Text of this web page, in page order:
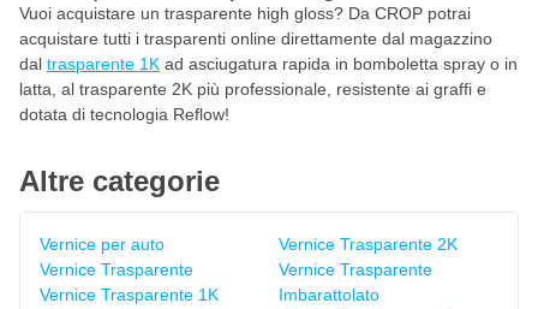
Vuoi acquistare un trasparente high gloss? Da CROP potrai
acquistare tutti i trasparenti online direttamente dal magazzino
dal trasparente 1K ad asciugatura rapida in bomboletta spray o in
latta, al trasparente 2K più professionale, resistente ai graffi e
dotata di tecnologia Reflow!
Altre categorie
Vernice per auto
Vernice Trasparente
Vernice Trasparente 1K
Vernice Trasparente 2K
Vernice Trasparente
Imbarattolato